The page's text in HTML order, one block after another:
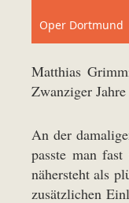
Oper Dortmund
Matthias
Zwanziger
An der
passte man
nähersteht als
zusätzlichen